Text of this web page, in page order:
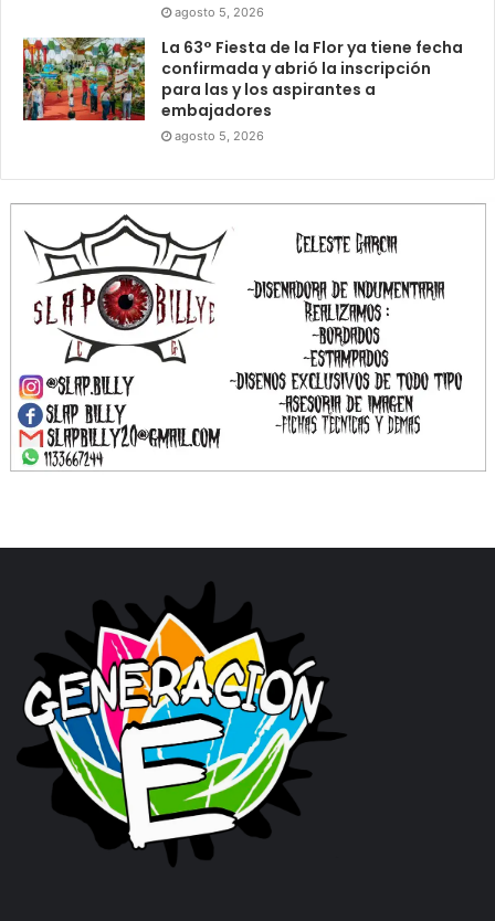
agosto 5, 2026
La 63° Fiesta de la Flor ya tiene fecha
confirmada y abrió la inscripción
para las y los aspirantes a
embajadores
agosto 5, 2026